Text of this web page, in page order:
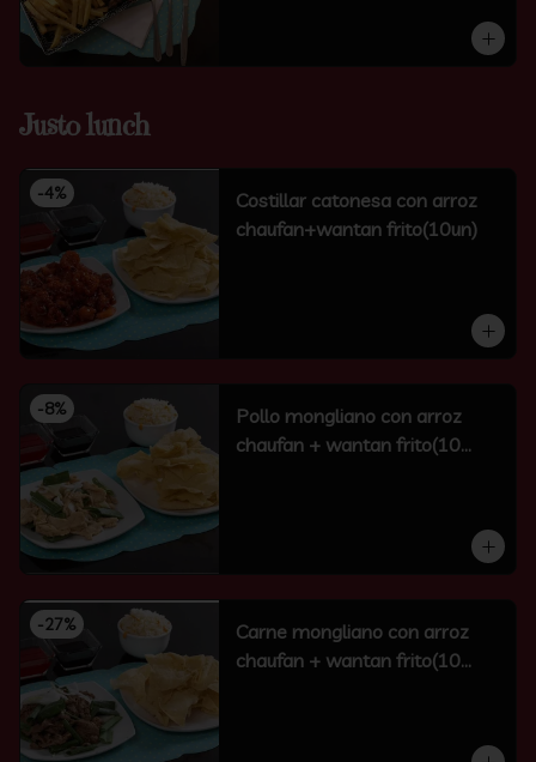
Justo lunch
-4%
Costillar catonesa con arroz
chaufan+wantan frito(10un)
-8%
Pollo mongliano con arroz
chaufan + wantan frito(10
-27%
Carne mongliano con arroz
chaufan + wantan frito(10